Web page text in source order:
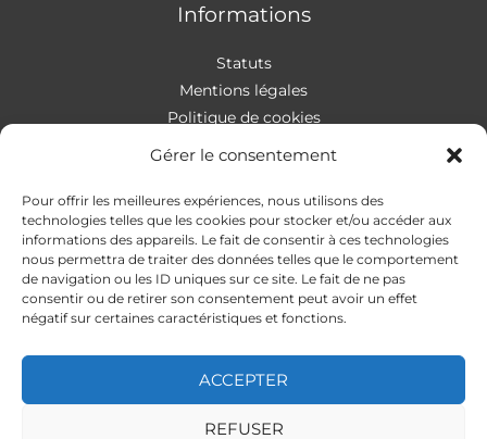
Gérer le consentement
Pour offrir les meilleures expériences, nous utilisons des
technologies telles que les cookies pour stocker et/ou accéder aux
informations des appareils. Le fait de consentir à ces technologies
nous permettra de traiter des données telles que le comportement
de navigation ou les ID uniques sur ce site. Le fait de ne pas
consentir ou de retirer son consentement peut avoir un effet
négatif sur certaines caractéristiques et fonctions.
ACCEPTER
REFUSER
Informations
Statuts
Mentions légales
Politique de cookies
Contact
Addresse:4 rue Apollonios
33170 Gradignan
Mail: autismeguider@gmail.com